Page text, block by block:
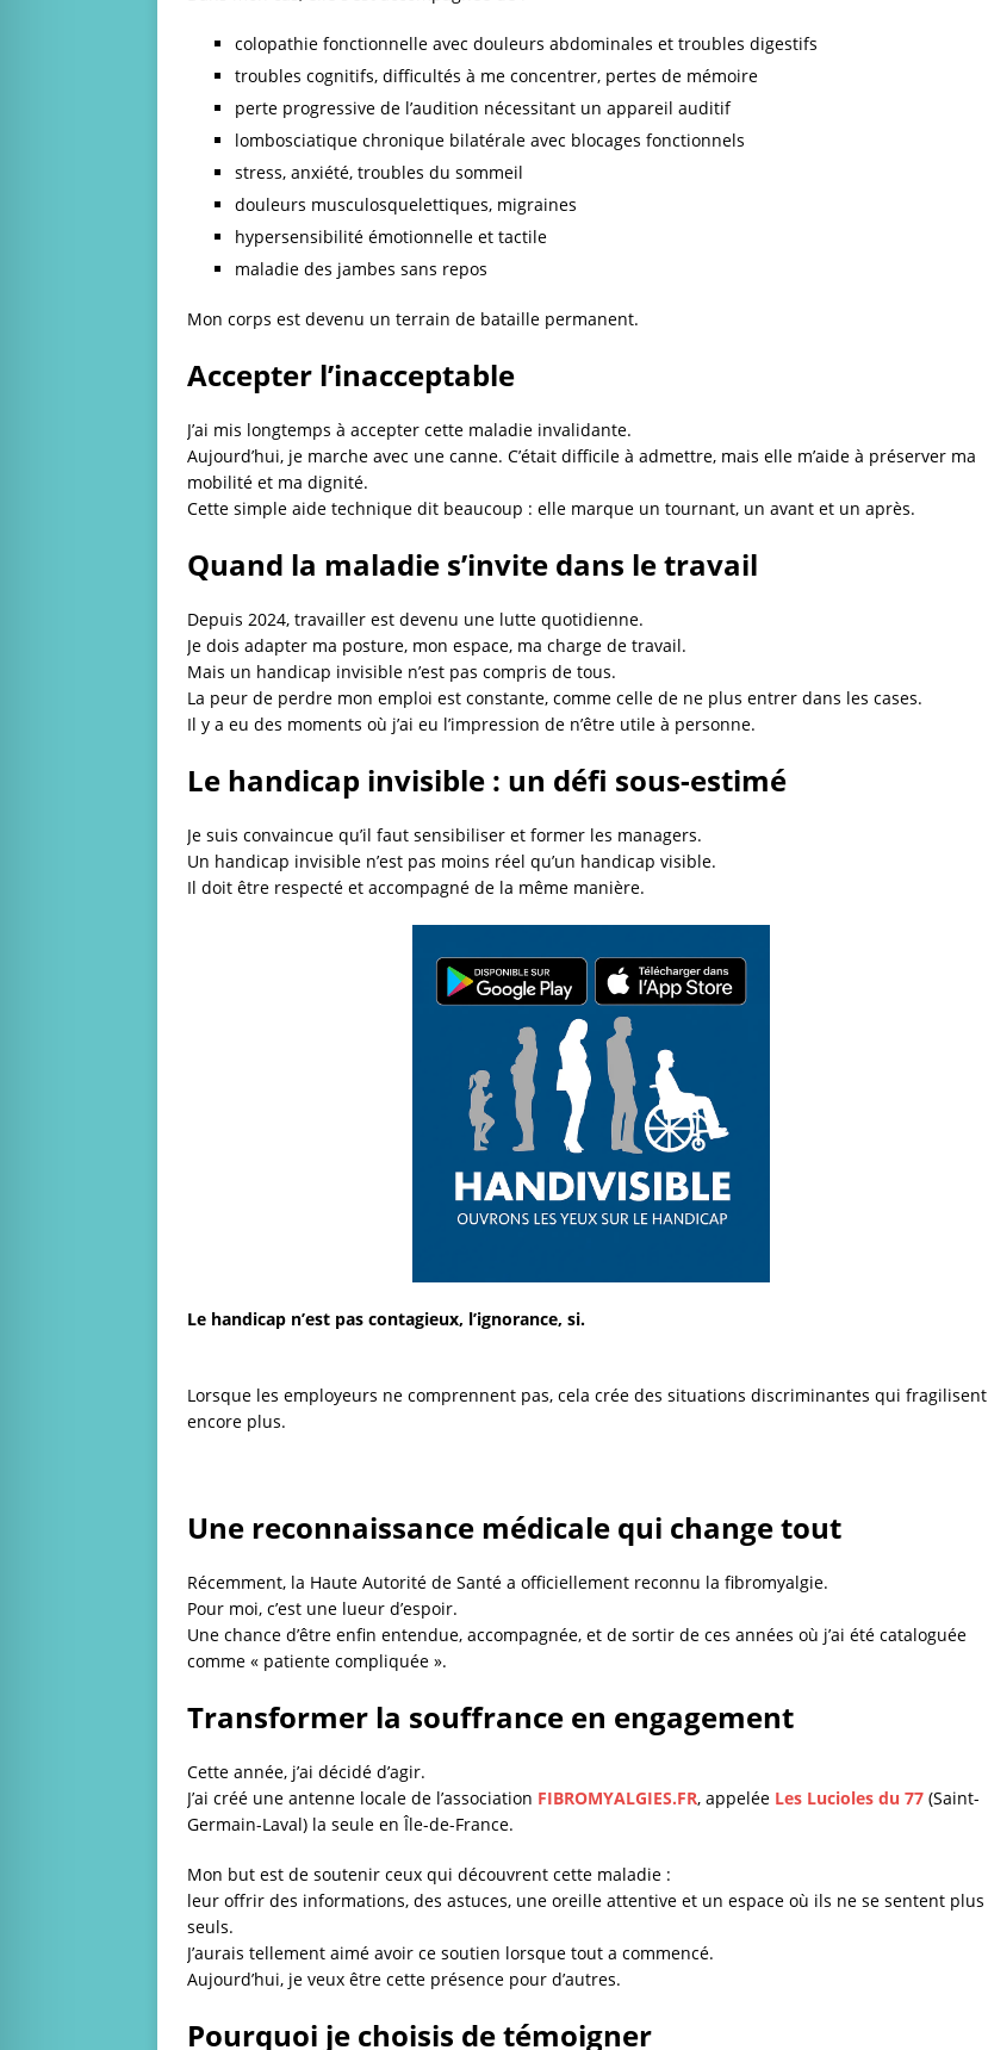
colopathie fonctionnelle avec douleurs abdominales et troubles digestifs
troubles cognitifs, difficultés à me concentrer, pertes de mémoire
perte progressive de l’audition nécessitant un appareil auditif
lombosciatique chronique bilatérale avec blocages fonctionnels
stress, anxiété, troubles du sommeil
douleurs musculosquelettiques, migraines
hypersensibilité émotionnelle et tactile
maladie des jambes sans repos
Mon corps est devenu un terrain de bataille permanent.
Accepter l’inacceptable
J’ai mis longtemps à accepter cette maladie invalidante.
Aujourd’hui, je marche avec une canne. C’était difficile à admettre, mais elle m’aide à préserver ma
mobilité et ma dignité.
Cette simple aide technique dit beaucoup : elle marque un tournant, un avant et un après.
Quand la maladie s’invite dans le travail
Depuis 2024, travailler est devenu une lutte quotidienne.
Je dois adapter ma posture, mon espace, ma charge de travail.
Mais un handicap invisible n’est pas compris de tous.
La peur de perdre mon emploi est constante, comme celle de ne plus entrer dans les cases.
Il y a eu des moments où j’ai eu l’impression de n’être utile à personne.
Le handicap invisible : un défi sous-estimé
Je suis convaincue qu’il faut sensibiliser et former les managers.
Un handicap invisible n’est pas moins réel qu’un handicap visible.
Il doit être respecté et accompagné de la même manière.
Le handicap n’est pas contagieux, l’ignorance, si.
Lorsque les employeurs ne comprennent pas, cela crée des situations discriminantes qui fragilisent
encore plus.
Une reconnaissance médicale qui change tout
Récemment, la Haute Autorité de Santé a officiellement reconnu la fibromyalgie.
Pour moi, c’est une lueur d’espoir.
Une chance d’être enfin entendue, accompagnée, et de sortir de ces années où j’ai été cataloguée
comme « patiente compliquée ».
Transformer la souffrance en engagement
Cette année, j’ai décidé d’agir.
J’ai créé une antenne locale de l’association FIBROMYALGIES.FR, appelée Les Lucioles du 77 (Saint-
Germain-Laval) la seule en Île-de-France.
Mon but est de soutenir ceux qui découvrent cette maladie :
leur offrir des informations, des astuces, une oreille attentive et un espace où ils ne se sentent plus
seuls.
J’aurais tellement aimé avoir ce soutien lorsque tout a commencé.
Aujourd’hui, je veux être cette présence pour d’autres.
Pourquoi je choisis de témoigner